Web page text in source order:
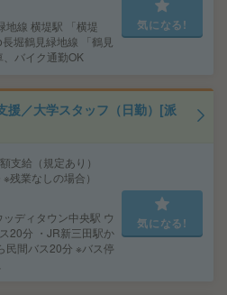
地線 横堤駅 「横堤
堀鶴見緑地線 「鶴見
バイク通勤OK
気になる!
援／大学スタッフ（日勤）[派
支給（規定あり）
残業なしの場合）
ディタウン中央駅 ウ
20分 ・JR新三田駅か
民間バス20分 ※バス停
気になる!